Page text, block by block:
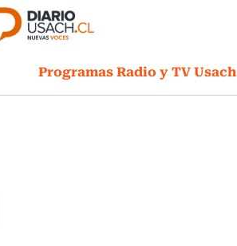
Programas Radio y TV Usach